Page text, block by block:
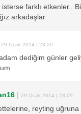
farklı etkenler..
arkadaşlar
29 Ocak 2014 | 23:20
dediğim günler
| 29 Ocak 2014 | 23:09
reyting uğruna